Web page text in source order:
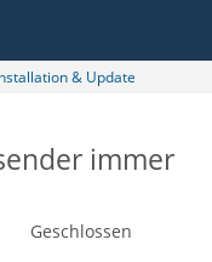
& Update
immer
Geschlossen